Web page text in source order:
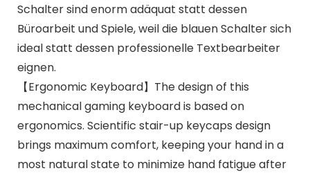
Schalter sind enorm adäquat statt dessen
Büroarbeit und Spiele, weil die blauen Schalter sich
ideal statt dessen professionelle Textbearbeiter
eignen.
【Ergonomic Keyboard】The design of this
mechanical gaming keyboard is based on
ergonomics. Scientific stair-up keycaps design
brings maximum comfort, keeping your hand in a
most natural state to minimize hand fatigue after